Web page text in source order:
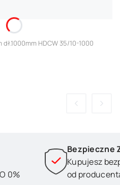
HDCW 35/10-1000
0%
Bezpieczne
Kupujesz
od